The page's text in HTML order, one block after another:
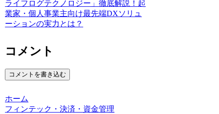
ライフログテクノロジー」徹底解説！起
業家・個人事業主向け最先端DXソリュ
ーションの実力とは？
コメント
コメントを書き込む
ホーム
フィンテック・決済・資金管理